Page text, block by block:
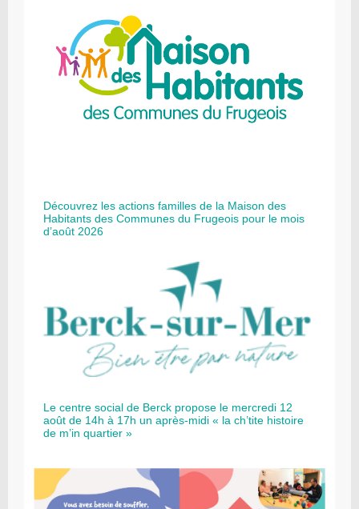
Découvrez les actions familles de la Maison des
Habitants des Communes du Frugeois pour le mois
d’août 2026
Le centre social de Berck propose le mercredi 12
août de 14h à 17h un après-midi « la ch’tite histoire
de m’in quartier »